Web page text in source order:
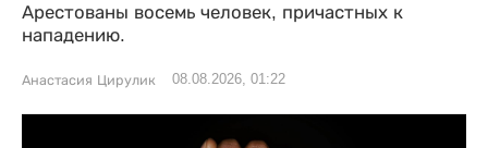
Арестованы восемь человек, причастных к
нападению.
Анастасия Цирулик 08.08.2026, 01:22